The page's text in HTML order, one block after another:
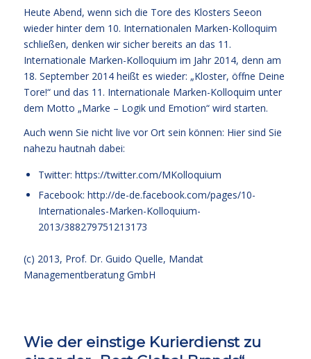
Heute Abend, wenn sich die Tore des Klosters Seeon
wieder hinter dem 10. Internationalen Marken-Kolloquim
schließen, denken wir sicher bereits an das 11.
Internationale Marken-Kolloquium im Jahr 2014, denn am
18. September 2014 heißt es wieder: „Kloster, öffne Deine
Tore!“ und das 11. Internationale Marken-Kolloquim unter
dem Motto „Marke – Logik und Emotion“ wird starten.
Auch wenn Sie nicht live vor Ort sein können: Hier sind Sie
nahezu hautnah dabei:
Twitter: https://twitter.com/MKolloquium
Facebook: http://de-de.facebook.com/pages/10-
Internationales-Marken-Kolloquium-
2013/388279751213173
(c) 2013, Prof. Dr. Guido Quelle, Mandat
Managementberatung GmbH
Wie der einstige Kurierdienst zu